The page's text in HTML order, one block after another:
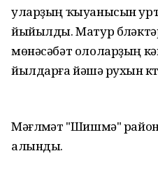
уларҙың ҡыуанысын
йыйылды. Матур
мөнәсәбәт ололарҙың
йылдарға йәшәү рухын
Мәғлүмәт "Шишмә"
алынды.